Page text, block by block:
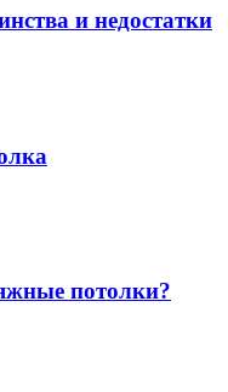
и недостатки
потолки?